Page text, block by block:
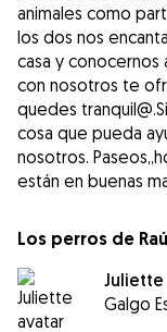
animales como
los dos nos
casa y conocernos
con nosotros te
quedes
cosa que pueda
nosotros.
están en buenas
Los perros de
Juliette
Galgo